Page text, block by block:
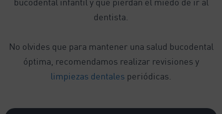
dentista.
No olvides que para mantener una salud bucodental
óptima, recomendamos realizar revisiones y
limpiezas dentales periódicas.